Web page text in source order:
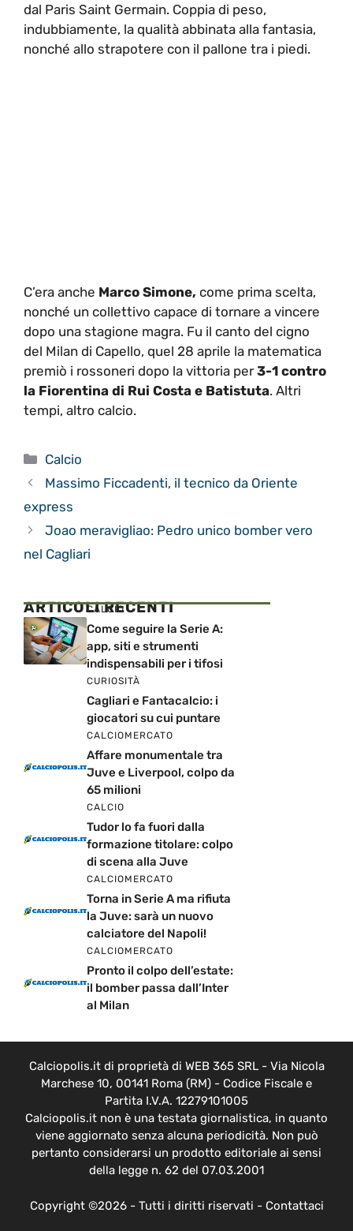
dal Paris Saint Germain. Coppia di peso,
indubbiamente, la qualità abbinata alla fantasia,
nonché allo strapotere con il pallone tra i piedi.
C’era anche Marco Simone, come prima scelta,
nonché un collettivo capace di tornare a vincere
dopo una stagione magra. Fu il canto del cigno
del Milan di Capello, quel 28 aprile la matematica
premiò i rossoneri dopo la vittoria per3-1 contro
la Fiorentina di Rui Costa e Batistuta. Altri
tempi, altro calcio.
Categorie
Calcio
Massimo Ficcadenti, il tecnico da Oriente
express
Joao meravigliao: Pedro unico bomber vero
nel Cagliari
ARTICOLI RECENTI
CALCIO
Come seguire la Serie A:
app, siti e strumenti
indispensabili per i tifosi
CURIOSITÀ
Cagliari e Fantacalcio: i
giocatori su cui puntare
CALCIOMERCATO
Affare monumentale tra
Juve e Liverpool, colpo da
65 milioni
CALCIO
Tudor lo fa fuori dalla
formazione titolare: colpo
di scena alla Juve
CALCIOMERCATO
Torna in Serie A ma rifiuta
la Juve: sarà un nuovo
calciatore del Napoli!
CALCIOMERCATO
Pronto il colpo dell’estate:
il bomber passa dall’Inter
al Milan
Calciopolis.it di proprietà di WEB 365 SRL - Via Nicola
Marchese 10, 00141 Roma (RM) - Codice Fiscale e
Partita I.V.A. 12279101005
Calciopolis.it non è una testata giornalistica, in quanto
viene aggiornato senza alcuna periodicità. Non può
pertanto considerarsi un prodotto editoriale ai sensi
della legge n. 62 del 07.03.2001
Copyright ©2026 - Tutti i diritti riservati - Contattaci